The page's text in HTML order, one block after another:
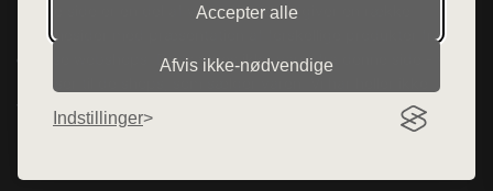
Accepter alle
Afvis ikke‑nødvendige
Indstillinger
Denne side er en del af want.dk, der udgiver en række
hjemmesider med præsentation af forskellige produkter fra
diverse webshops. Der sælges ikke varer fra denne side - vi
henviser til de shops, som sælger varen. Vi har heller ikke
varerne på lager.